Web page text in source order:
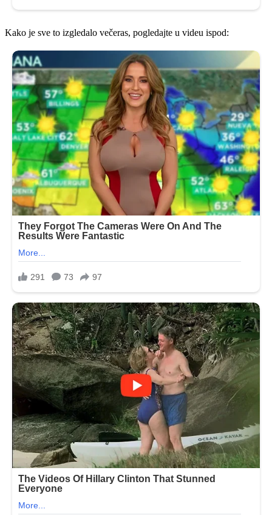
Kako je sve to izgledalo večeras, pogledajte u videu ispod: